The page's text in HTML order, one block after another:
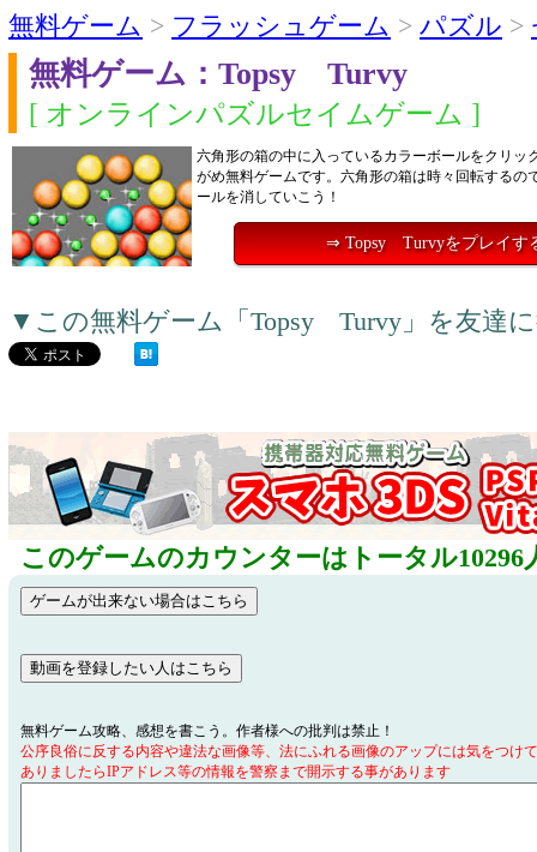
無料ゲーム > フラッシュゲーム > パズル >
無料ゲーム：Topsy Turvy
[ オンラインパズルセイムゲーム ]
六角形の箱の中に入っているカラーボールをクリッ
がめ無料ゲームです。六角形の箱は時々回転するの
ールを消していこう！
⇒ Topsy Turvyをプレイす
▼この無料ゲーム「Topsy Turvy」を友達
このゲームのカウンターはトータル10296
無料ゲーム攻略、感想を書こう。作者様への批判は禁止！
公序良俗に反する内容や違法な画像等、法にふれる画像のアップには気をつけ
ありましたらIPアドレス等の情報を警察まで開示する事があります